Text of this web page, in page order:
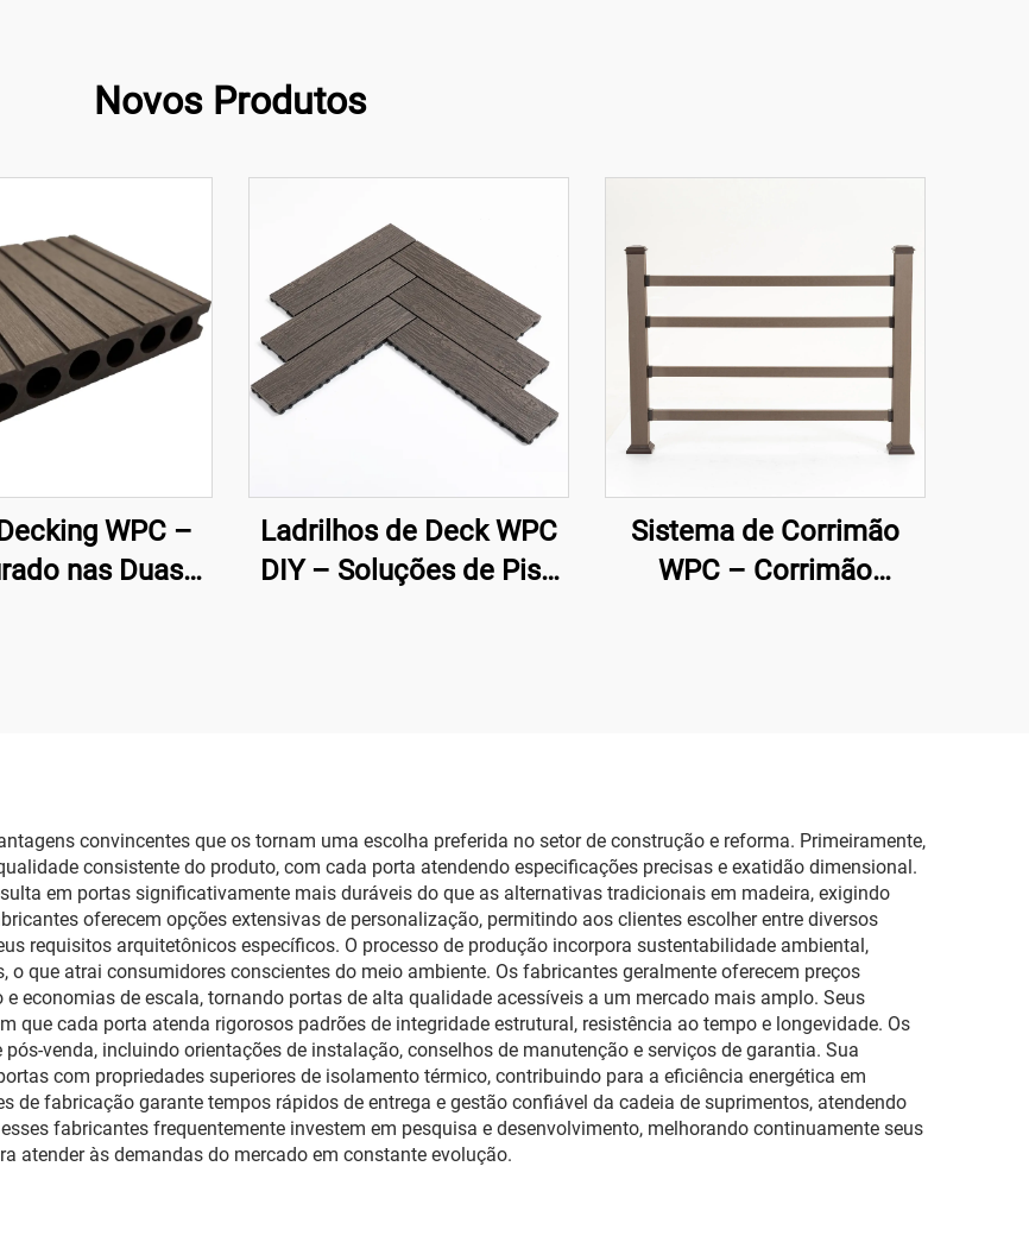
Novos Produtos
WPC –
nas Duas
Ladrilhos de Deck WPC
DIY – Soluções de Piso
Sistema de Corrimão
WPC – Corrimão
convincentes que os tornam uma escolha preferida no setor de construção e reforma. Primeiramente,
consistente do produto, com cada porta atendendo especificações precisas e exatidão dimensional.
em portas significativamente mais duráveis do que as alternativas tradicionais em madeira, exigindo
oferecem opções extensivas de personalização, permitindo aos clientes escolher entre diversos
requisitos arquitetônicos específicos. O processo de produção incorpora sustentabilidade ambiental,
que atrai consumidores conscientes do meio ambiente. Os fabricantes geralmente oferecem preços
economias de escala, tornando portas de alta qualidade acessíveis a um mercado mais amplo. Seus
que cada porta atenda rigorosos padrões de integridade estrutural, resistência ao tempo e longevidade. Os
venda, incluindo orientações de instalação, conselhos de manutenção e serviços de garantia. Sua
com propriedades superiores de isolamento térmico, contribuindo para a eficiência energética em
de fabricação garante tempos rápidos de entrega e gestão confiável da cadeia de suprimentos, atendendo
fabricantes frequentemente investem em pesquisa e desenvolvimento, melhorando continuamente seus
atender às demandas do mercado em constante evolução.